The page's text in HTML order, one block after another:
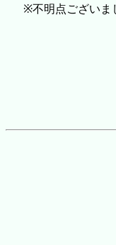
※不明点ございま